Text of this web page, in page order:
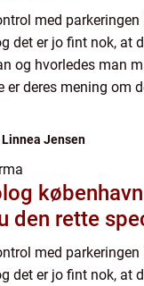
med
det er jo fint nok, at
og hvorledes man
er deres mening om
Linnea Jensen
københavn sådan
den rette
med
det er jo fint nok, at